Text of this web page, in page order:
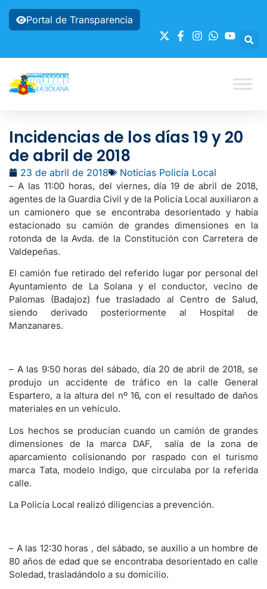
Portal de Transparencia
Incidencias de los días 19 y 20
de abril de 2018
23 de abril de 2018 Noticias Policía Local
– A las 11:00 horas, del viernes, día 19 de abril de 2018,
agentes de la Guardia Civil y de la Policía Local auxiliaron a
un camionero que se encontraba desorientado y había
estacionado su camión de grandes dimensiones en la
rotonda de la Avda. de la Constitución con Carretera de
Valdepeñas.
El camión fue retirado del referido lugar por personal del
Ayuntamiento de La Solana y el conductor, vecino de
Palomas (Badajoz) fue trasladado al Centro de Salud,
siendo derivado posteriormente al Hospital de
Manzanares.
– A las 9:50 horas del sábado, día 20 de abril de 2018, se
produjo un accidente de tráfico en la calle General
Espartero, a la altura del nº 16, con el resultado de daños
materiales en un vehículo.
Los hechos se producían cuando un camión de grandes
dimensiones de la marca DAF, salía de la zona de
aparcamiento colisionando por raspado con el turismo
marca Tata, modelo Indigo, que circulaba por la referida
calle.
La Policía Local realizó diligencias a prevención.
– A las 12:30 horas , del sábado, se auxilio a un hombre de
80 años de edad que se encontraba desorientado en calle
Soledad, trasladándolo a su domicilio.